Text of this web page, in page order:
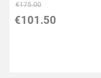
€175.00
€101.50